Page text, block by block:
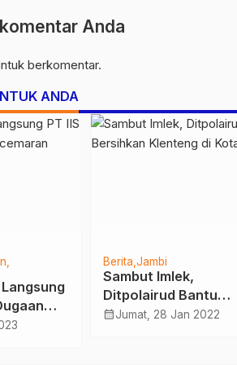
Anda
berkomentar.
ANDA
Berita Jambi
Sambut Imlek,
Ditpolairud Bantu
Bersihkan Klenteng di
calendar_monthJumat, 28 Jan 2022